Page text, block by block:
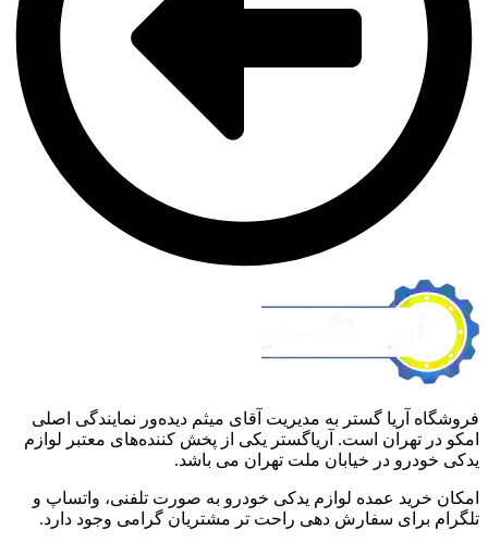
آریا گستر به مدیریت آقای میثم دیده‌ور نمایندگی اصلی
است. آریاگستر یکی از پخش کننده‌های معتبر لوازم
در خیابان ملت تهران می باشد.
عمده لوازم یدکی خودرو به صورت تلفنی، واتساپ و
سفارش دهی راحت تر مشتریان گرامی وجود دارد.